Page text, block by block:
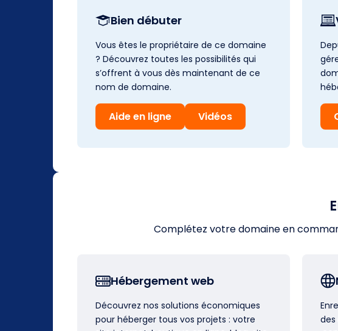
Bien débuter
Vous êtes le propriétaire de ce domaine
? Découvrez toutes les possibilités qui
s’offrent à vous dès maintenant de ce
nom de domaine.
Aide en ligne Vidéos
Complétez votre domaine en
Hébergement web
Découvrez nos solutions économiques
pour héberger tous vos projets : votre
des